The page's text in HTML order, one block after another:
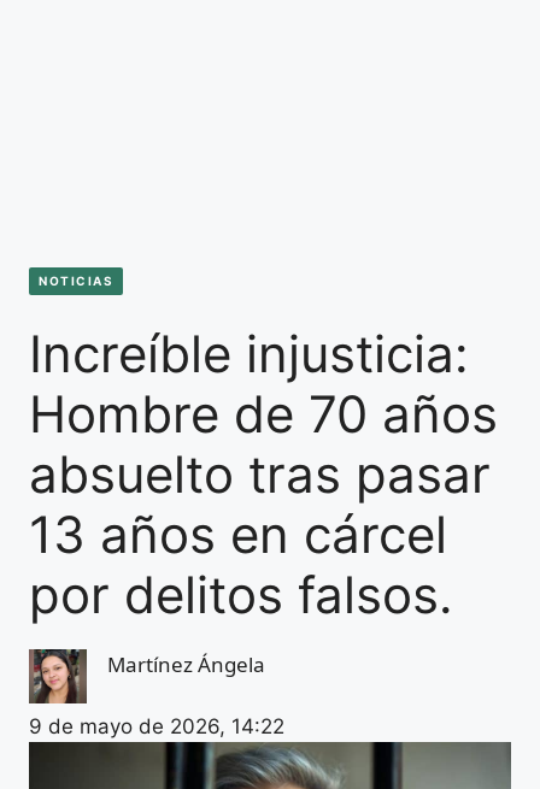
NOTICIAS
Increíble injusticia:
Hombre de 70 años
absuelto tras pasar
13 años en cárcel
por delitos falsos.
Martínez Ángela
9 de mayo de 2026, 14:22